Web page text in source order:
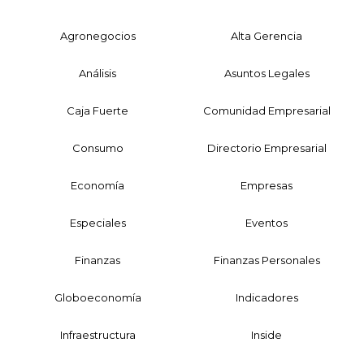
Agronegocios Alta Gerencia
Análisis Asuntos Legales
Caja Fuerte Comunidad Empresarial
Consumo Directorio Empresarial
Economía Empresas
Especiales Eventos
Finanzas Finanzas Personales
Globoeconomía Indicadores
Infraestructura Inside